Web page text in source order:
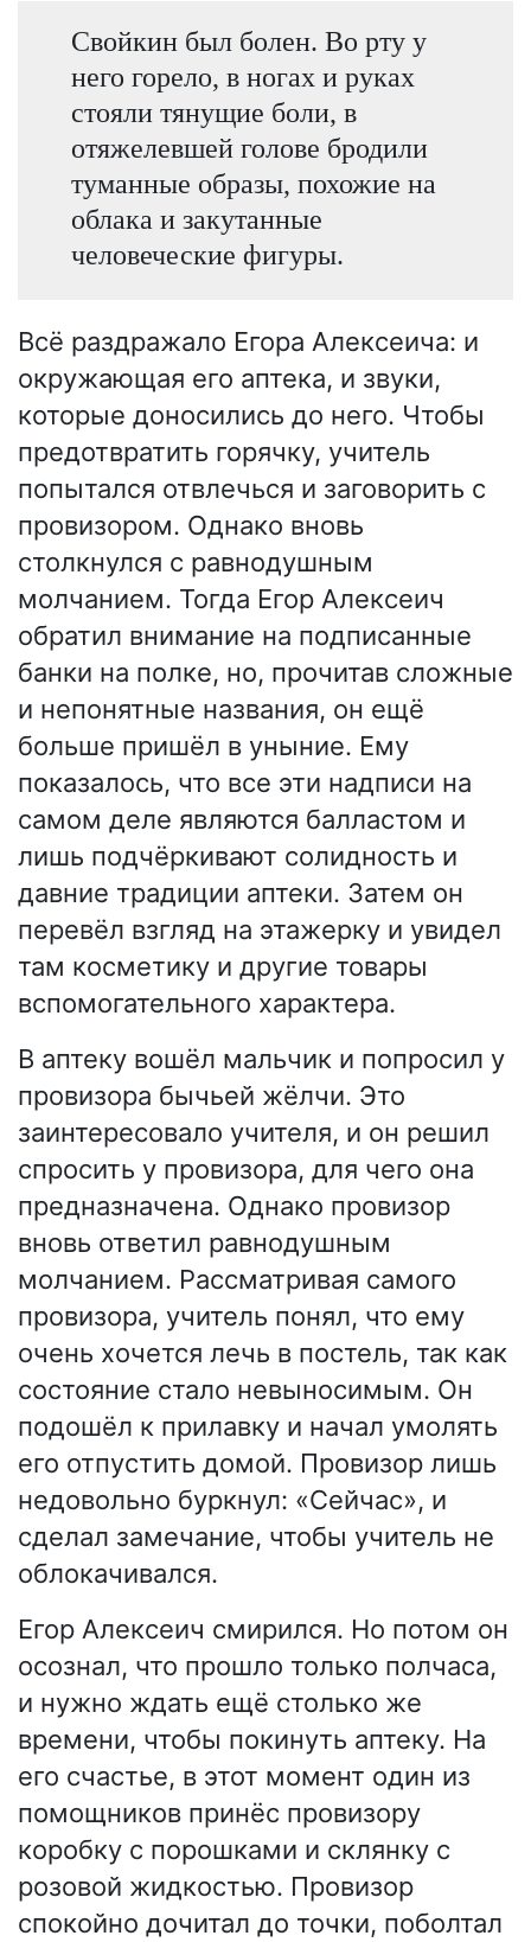
Свойкин был болен. Во рту у
него горело, в ногах и руках
стояли тянущие боли, в
отяжелевшей голове бродили
туманные образы, похожие на
облака и закутанные
человеческие фигуры.
Всё раздражало Егора Алексеича: и
окружающая его аптека, и звуки,
которые доносились до него. Чтобы
предотвратить горячку, учитель
попытался отвлечься и заговорить с
провизором. Однако вновь
столкнулся с равнодушным
молчанием. Тогда Егор Алексеич
обратил внимание на подписанные
банки на полке, но, прочитав сложные
и непонятные названия, он ещё
больше пришёл в уныние. Ему
показалось, что все эти надписи на
самом деле являются балластом и
лишь подчёркивают солидность и
давние традиции аптеки. Затем он
перевёл взгляд на этажерку и увидел
там косметику и другие товары
вспомогательного характера.
В аптеку вошёл мальчик и попросил у
провизора бычьей жёлчи. Это
заинтересовало учителя, и он решил
спросить у провизора, для чего она
предназначена. Однако провизор
вновь ответил равнодушным
молчанием. Рассматривая самого
провизора, учитель понял, что ему
очень хочется лечь в постель, так как
состояние стало невыносимым. Он
подошёл к прилавку и начал умолять
его отпустить домой. Провизор лишь
недовольно буркнул: «Сейчас», и
сделал замечание, чтобы учитель не
облокачивался.
Егор Алексеич смирился. Но потом он
осознал, что прошло только полчаса,
и нужно ждать ещё столько же
времени, чтобы покинуть аптеку. На
его счастье, в этот момент один из
помощников принёс провизору
коробку с порошками и склянку с
розовой жидкостью. Провизор
спокойно дочитал до точки, поболтал